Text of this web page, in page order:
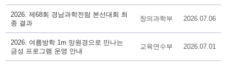
2026. 제68회 경남과학전람 본선대회 최
종 결과
창의과학부 2026.07.06
2026. 여름방학 1m 망원경으로 만나는
금성 프로그램 운영 안내
교육연수부 2026.07.01